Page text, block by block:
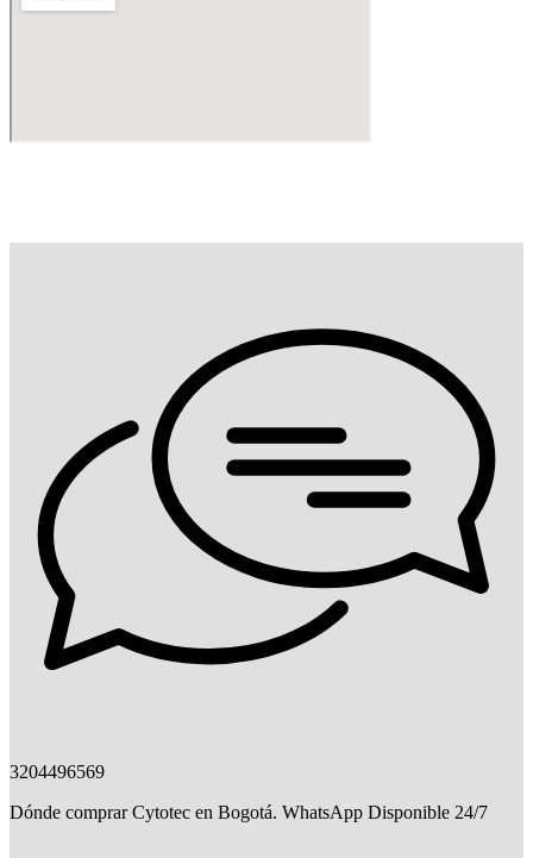
3204496569
Dónde comprar Cytotec en Bogotá. WhatsApp Disponible 24/7